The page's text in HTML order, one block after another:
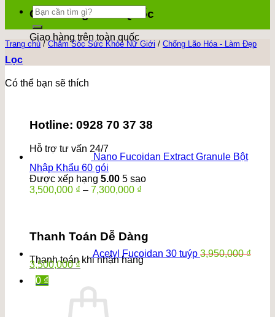
Giao Hàng Toàn Quốc
Giao hàng trên toàn quốc
Hotline: 0928 70 37 38
Hỗ trợ tư vấn 24/7
Thanh Toán Dễ Dàng
Thanh toán khi nhận hàng
0 ₫
Tìm
kiếm:
Trang chủ / Chăm Sóc Sức Khỏe Nữ Giới / Chống Lão Hóa - Làm Đẹp
Lọc
Có thể bạn sẽ thích
Nano Fucoidan Extract Granule Bột
Nhập Khẩu 60 gói
Được xếp hạng 5.00 5 sao
3,500,000 ₫ – 7,300,000 ₫
đến
7,300,000 ₫
Acetyl Fucoidan 30 tuýp 3,950,000₫
Giá
gốc
là:
3,950,000 ₫.
3,500,000₫ Giá
tại
là:
3,500,000 ₫.